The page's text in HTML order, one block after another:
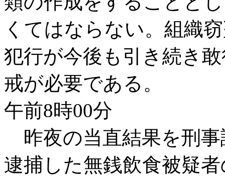
くてはならない。組織
犯行が今後も引き続き
戒が必要である。
午前8時00分
昨夜の当直結果を刑事
逮捕した無銭飲食被疑